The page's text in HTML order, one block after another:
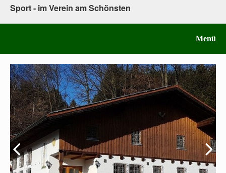
Sport - im Verein am Schönsten
Menü